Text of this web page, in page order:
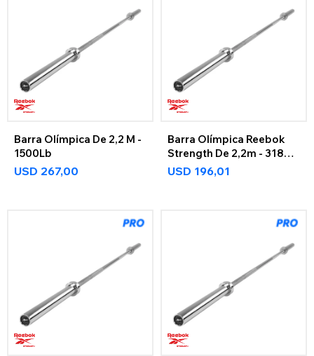
Barra Olímpica De 2,2 M -
1500Lb
USD 267,00
Barra Olímpica Reebok
Strength De 2,2m - 318Kg
Reebok Strength
USD 196,01